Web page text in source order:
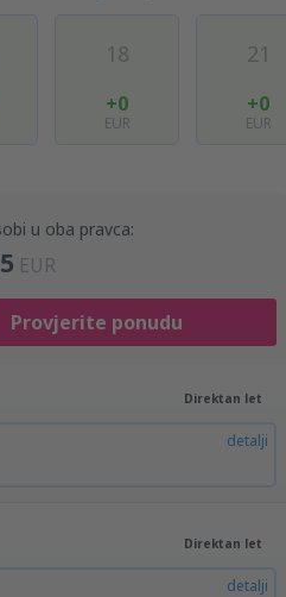
18
+0
EUR
21
+0
EUR
u oba pravca:
EUR
Provjerite ponudu
Direktan let
detalji
Direktan let
detalji